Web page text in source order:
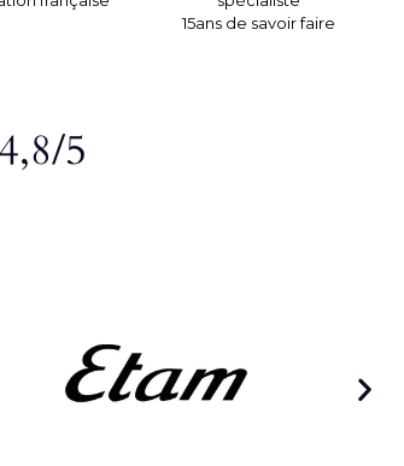
15ans de savoir faire
5